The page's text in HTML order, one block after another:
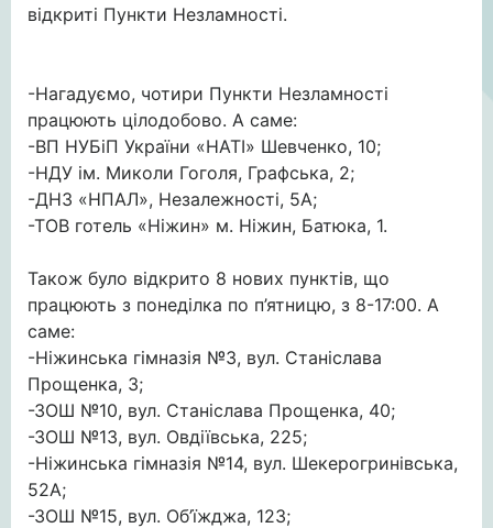
відкриті Пункти Незламності.
-Нагадуємо, чотири Пункти Незламності
працюють цілодобово. А саме:
-ВП НУБіП України «НАТІ» Шевченко, 10;
-НДУ ім. Миколи Гоголя, Графська, 2;
-ДНЗ «НПАЛ», Незалежності, 5А;
-ТОВ готель «Ніжин» м. Ніжин, Батюка, 1.
Також було відкрито 8 нових пунктів, що
працюють з понеділка по п’ятницю, з 8-17:00. А
саме:
-Ніжинська гімназія №3, вул. Станіслава
Прощенка, 3;
-ЗОШ №10, вул. Станіслава Прощенка, 40;
-ЗОШ №13, вул. Овдіївська, 225;
-Ніжинська гімназія №14, вул. Шекерогринівська,
52А;
-ЗОШ №15, вул. Об’їжджа, 123;